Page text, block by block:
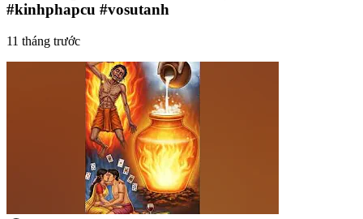
#kinhphapcu #vosutanh
11 tháng trước